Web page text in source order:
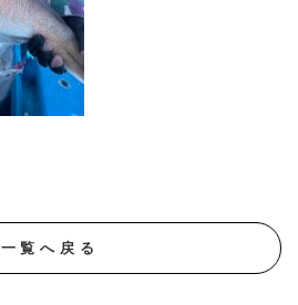
一覧へ戻る